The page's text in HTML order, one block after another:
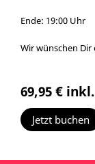
Ende: 19:00 Uhr
Wir wünschen Dir
69,95 €
Jetzt buchen